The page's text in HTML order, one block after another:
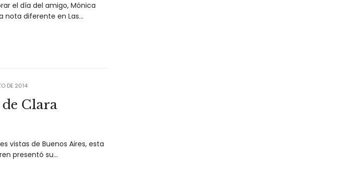
el día del amigo, Mónica
nota diferente en Las…
DE 2014
Clara
vistas de Buenos Aires, esta
presentó su…